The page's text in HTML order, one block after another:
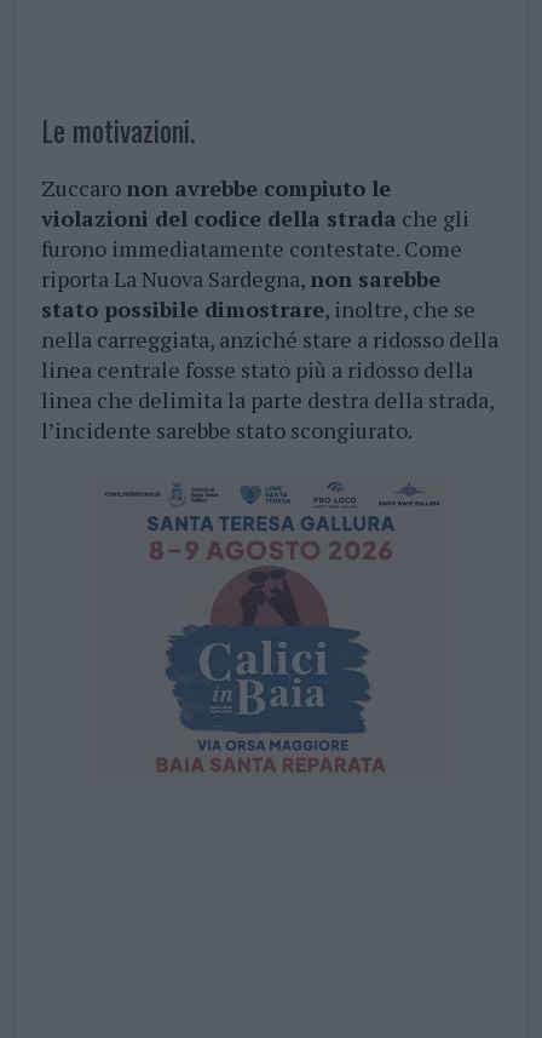
Le motivazioni.
Zuccaro non avrebbe compiuto le
violazioni del codice della strada che gli
furono immediatamente contestate. Come
riporta La Nuova Sardegna, non sarebbe
stato possibile dimostrare, inoltre, che se
nella carreggiata, anziché stare a ridosso della
linea centrale fosse stato più a ridosso della
linea che delimita la parte destra della strada,
l’incidente sarebbe stato scongiurato.